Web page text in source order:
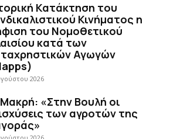
Κατάκτηση του
Κινήματος η
του Νομοθετικού
κατά των
Αγωγών
2026
«Στην Βουλή οι
των αγροτών της